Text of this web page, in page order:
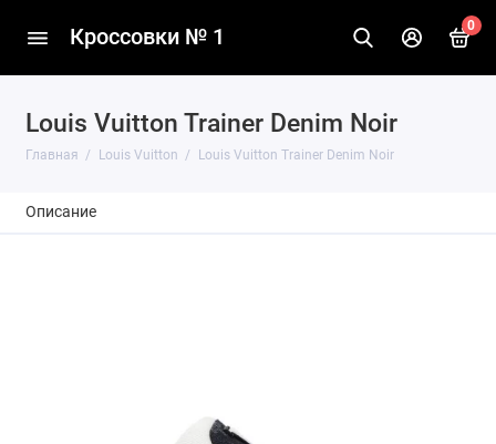
Кроссовки № 1 0
Louis Vuitton Trainer Denim Noir
Главная Louis Vuitton Louis Vuitton Trainer Denim Noir
Описание